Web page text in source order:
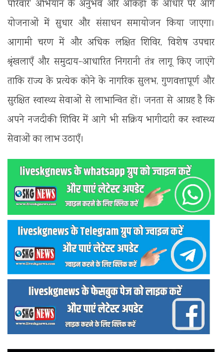
परिवार’ अभियान के अनुभव और आँकड़ों के आधार पर आगे
योजनाओं में सुधार और संसाधन समायोजन किया जाएगा।
आगामी चरण में और अधिक लक्षित शिविर, विशेष उपचार
श्रृंखलाएँ और समुदाय-आधारित निगरानी तंत्र लागू किए जाएंगे
ताकि राज्य के प्रत्येक कोने के नागरिक सुलभ, गुणवत्तापूर्ण और
सुरक्षित स्वास्थ्य सेवाओं से लाभान्वित हों। जनता से आग्रह है कि
अपने नजदीकी शिविर में आगे भी सक्रिय भागीदारी कर स्वास्थ्य
सेवाओं का लाभ उठाएँ।